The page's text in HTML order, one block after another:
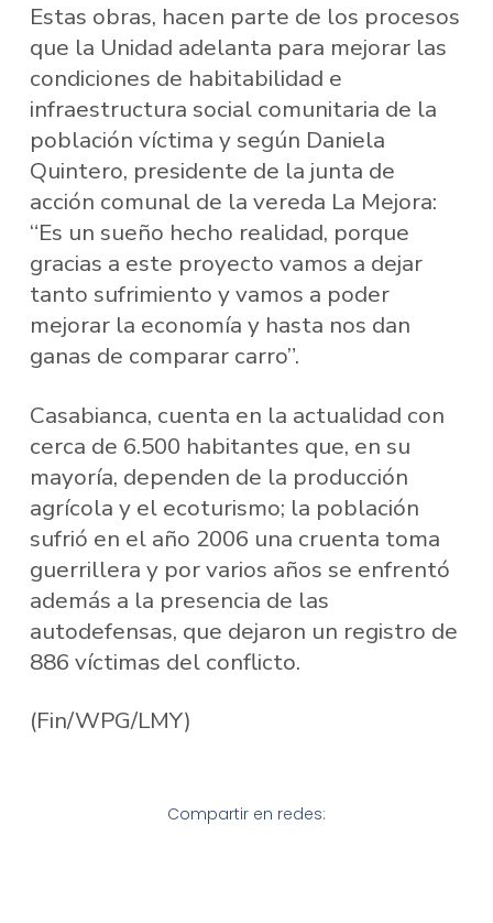
Estas obras, hacen parte de los procesos
que la Unidad adelanta para mejorar las
condiciones de habitabilidad e
infraestructura social comunitaria de la
población víctima y según Daniela
Quintero, presidente de la junta de
acción comunal de la vereda La Mejora:
“Es un sueño hecho realidad, porque
gracias a este proyecto vamos a dejar
tanto sufrimiento y vamos a poder
mejorar la economía y hasta nos dan
ganas de comparar carro”.
Casabianca, cuenta en la actualidad con
cerca de 6.500 habitantes que, en su
mayoría, dependen de la producción
agrícola y el ecoturismo; la población
sufrió en el año 2006 una cruenta toma
guerrillera y por varios años se enfrentó
además a la presencia de las
autodefensas, que dejaron un registro de
886 víctimas del conflicto.
(Fin/WPG/LMY)
Compartir en redes: